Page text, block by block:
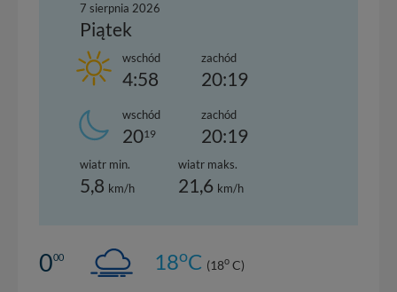
7 sierpnia 2026
Piątek
wschód
4:58
zachód
20:19
wschód
2019
zachód
20:19
wiatr min.
5,8 km/h
wiatr maks.
21,6 km/h
000 18oC (18o C)